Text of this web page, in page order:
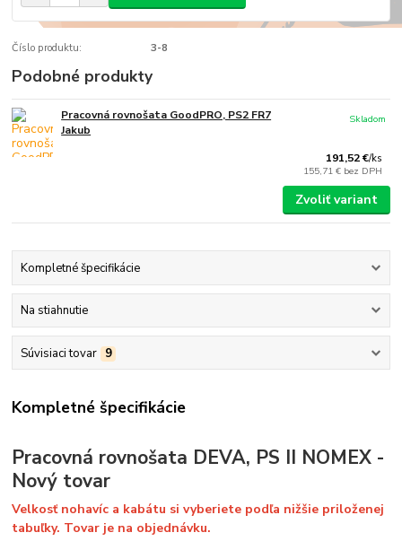
Číslo produktu: 3-8
Podobné produkty
Pracovná rovnošata GoodPRO, PS2 FR7
Jakub
191,52 €/ks
155,71 € bez DPH
Skladom
Zvoliť variant
Kompletné špecifikácie
Na stiahnutie
Súvisiaci tovar 9
Kompletné špecifikácie
Pracovná rovnošata DEVA, PS II NOMEX -
Nový tovar
Velkosť nohavíc a kabátu si vyberiete podľa nižšie priloženej
tabuľky. Tovar je na objednávku.